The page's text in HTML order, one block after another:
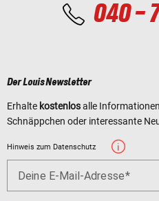
040 -
Der Louis Newsletter
Erhalte kostenlosalle
Schnäppchen oder interessante
Hinweis zum Datenschutz
Deine E-Mail-Adresse